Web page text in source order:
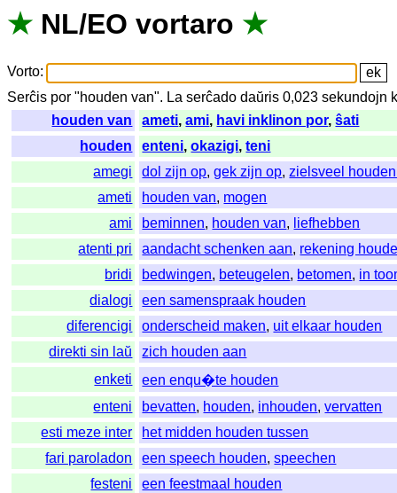
★ NL/EO vortaro ★
Vorto:
Serĉis por "houden van". La serĉado daŭris 0,023sekundojn
houden van
ameti,ami, havi inklinon por,ŝati
houden
enteni,okazigi,teni
amegi
dol zijn op,gek zijn op,zielsveel
ameti
houden van, mogen
ami
beminnen, houden van, liefhebben
atenti pri
aandacht schenken aan, rekening
bridi
bedwingen, beteugelen, betomen, in
dialogi
een samenspraak houden
diferencigi
onderscheid maken, uit elkaar houden
direkti sin laŭ
zich houden aan
enketi
een enqu�te houden
enteni
bevatten, houden, inhouden,vervatten
esti meze inter
het midden houden tussen
fari paroladon
een speech houden,speechen
festeni
een feestmaal houden